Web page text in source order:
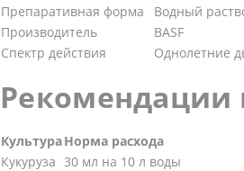
Препаративная форма
Водный
Производитель
BASF
Спектр действия
Однолетние
КультураНорма расхода
Кукуруза 30 мл на 10 л воды